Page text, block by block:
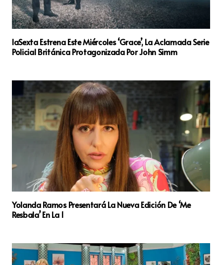
laSexta Estrena Este Miércoles ‘Grace’, La Aclamada Serie
Policial Británica Protagonizada Por John Simm
Yolanda Ramos Presentará La Nueva Edición De ‘Me
Resbala’ En La 1